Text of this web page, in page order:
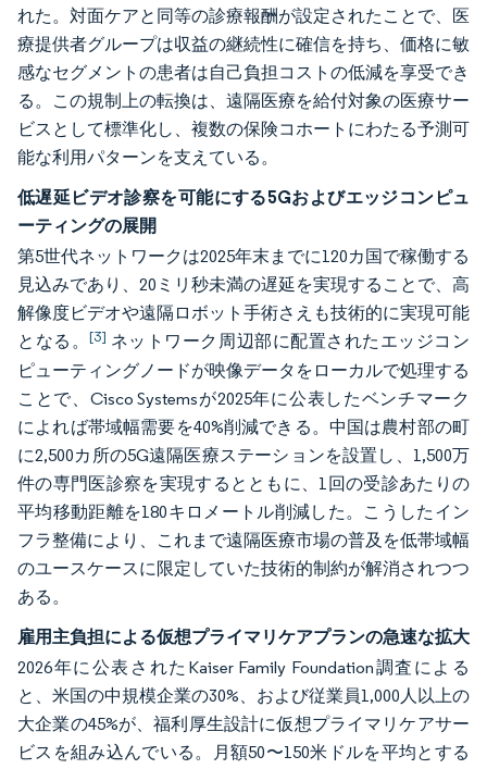
れた。対面ケアと同等の診療報酬が設定されたことで、医
療提供者グループは収益の継続性に確信を持ち、価格に敏
感なセグメントの患者は自己負担コストの低減を享受でき
る。この規制上の転換は、遠隔医療を給付対象の医療サー
ビスとして標準化し、複数の保険コホートにわたる予測可
能な利用パターンを支えている。
低遅延ビデオ診察を可能にする5Gおよびエッジコンピュ
ーティングの展開
第5世代ネットワークは2025年末までに120カ国で稼働する
見込みであり、20ミリ秒未満の遅延を実現することで、高
解像度ビデオや遠隔ロボット手術さえも技術的に実現可能
となる。[3] ネットワーク周辺部に配置されたエッジコン
ピューティングノードが映像データをローカルで処理する
ことで、Cisco Systemsが2025年に公表したベンチマーク
によれば帯域幅需要を40%削減できる。中国は農村部の町
に2,500カ所の5G遠隔医療ステーションを設置し、1,500万
件の専門医診察を実現するとともに、1回の受診あたりの
平均移動距離を180キロメートル削減した。こうしたイン
フラ整備により、これまで遠隔医療市場の普及を低帯域幅
のユースケースに限定していた技術的制約が解消されつつ
ある。
雇用主負担による仮想プライマリケアプランの急速な拡大
2026年に公表されたKaiser Family Foundation調査による
と、米国の中規模企業の30%、および従業員1,000人以上の
大企業の45%が、福利厚生設計に仮想プライマリケアサー
ビスを組み込んでいる。月額50〜150米ドルを平均とする